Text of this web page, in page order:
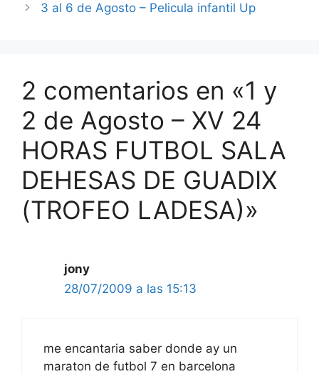
3 al 6 de Agosto – Pelicula infantil Up
2 comentarios en «1 y
2 de Agosto – XV 24
HORAS FUTBOL SALA
DEHESAS DE GUADIX
(TROFEO LADESA)»
jony
28/07/2009 a las 15:13
me encantaria saber donde ay un
maraton de futbol 7 en barcelona